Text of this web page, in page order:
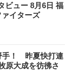
ビュー 8月6日 福
イターズ
手！ 昨夏快打連
原大成を彷彿さ